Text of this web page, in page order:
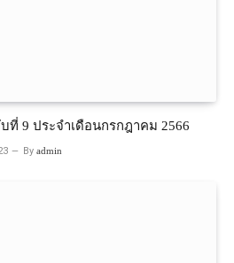
ที่ 9 ประจำเดือนกรกฎาคม 2566
By admin